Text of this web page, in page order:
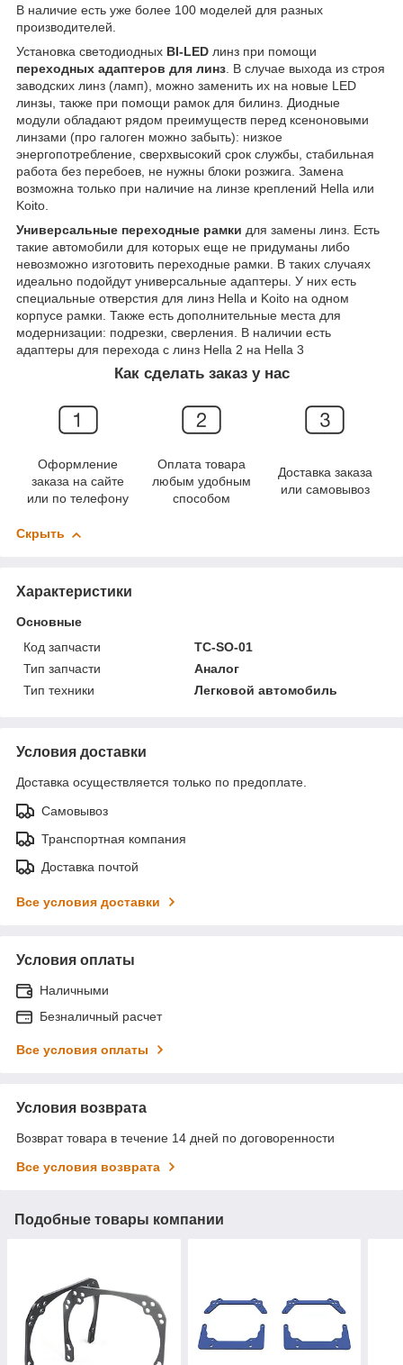
В наличие есть уже более 100 моделей для разных
производителей.
Установка светодиодных BI-LED линз при помощи
переходных адаптеров для линз. В случае выхода из строя
заводских линз (ламп), можно заменить их на новые LED
линзы, также при помощи рамок для билинз. Диодные
модули обладают рядом преимуществ перед ксеноновыми
линзами (про галоген можно забыть): низкое
энергопотребление, сверхвысокий срок службы, стабильная
работа без перебоев, не нужны блоки розжига. Замена
возможна только при наличие на линзе креплений Hella или
Koito.
Универсальные переходные рамки для замены линз. Есть
такие автомобили для которых еще не придуманы либо
невозможно изготовить переходные рамки. В таких случаях
идеально подойдут универсальные адаптеры. У них есть
специальные отверстия для линз Hella и Koito на одном
корпусе рамки. Также есть дополнительные места для
модернизации: подрезки, сверления. В наличии есть
адаптеры для перехода с линз Hella 2 на Hella 3
Как сделать заказ у нас
Оформление
заказа на сайте
или по телефону
Оплата товара
любым удобным
способом
Доставка заказа
или самовывоз
Скрыть
Характеристики
Основные
Код запчасти
TC-SO-01
Тип запчасти
Аналог
Тип техники
Легковой автомобиль
Условия доставки
Доставка осуществляется только по предоплате.
Самовывоз
Транспортная компания
Доставка почтой
Все условия доставки
Условия оплаты
Наличными
Безналичный расчет
Все условия оплаты
Условия возврата
Возврат товара в течение 14 дней по договоренности
Все условия возврата
Подобные товары компании